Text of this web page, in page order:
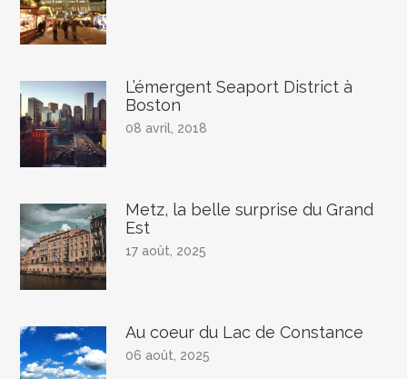
L’émergent Seaport District à
Boston
08 avril, 2018
Metz, la belle surprise du Grand
Est
17 août, 2025
Au coeur du Lac de Constance
06 août, 2025